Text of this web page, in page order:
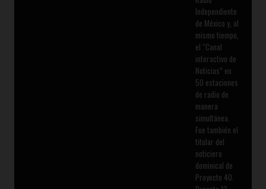
Independiente
de México y, al
mismo tiempo,
el “Canal
interactivo de
Noticias” en
50 estaciones
de radio de
manera
simultánea.
Fue también el
titular del
noticiero
dominical de
Proyecto 40.